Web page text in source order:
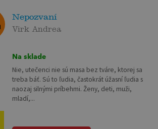
Nepozvaní
Virk Andrea
Na sklade
Nie, utečenci nie sú masa bez tváre, ktorej sa
treba báť. Sú to ľudia, častokrát úžasní ľudia s
naozaj silnými príbehmi. Ženy, deti, muži,
mladí,...